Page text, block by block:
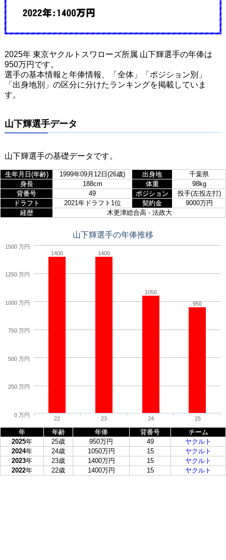
2025年 東京ヤクルトスワローズ所属 山下輝選手の年俸は
950万円です。
選手の基本情報と年俸情報、「全体」「ポジション別」
「出身地別」の区分に分けたランキングを掲載していま
す。
山下輝選手データ
山下輝選手の基礎データです。
生年月日(年齢) 1999年09月12日(26歳) 出身地
千葉県
身長
188cm 体重
98kg
背番号
49 ポジション
投手(左投左打)
ドラフト
2021年ドラフト1位 契約金
9000万円
経歴
木更津総合高 - 法政大
山下輝選手の年俸推移
1400 1400
1050
950
22 23 24 25
0 万円
250 万円
500 万円
750 万円
1000 万円
1250 万円
1500 万円
年 年齢 年俸 背番号
チーム
2025年 25歳 950万円 49
ヤクルト
2024年 24歳 1050万円 15
ヤクルト
2023年 23歳 1400万円 15
ヤクルト
2022年 22歳 1400万円 15 ヤクルト